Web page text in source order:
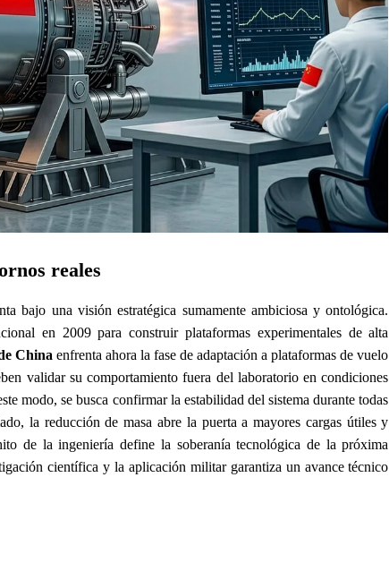
reales
bajo una visión estratégica sumamente ambiciosa y ontológica.
en 2009 para construir plataformas experimentales de alta
China enfrenta ahora la fase de adaptación a plataformas de vuelo
validar su comportamiento fuera del laboratorio en condiciones
modo, se busca confirmar la estabilidad del sistema durante todas
la reducción de masa abre la puerta a mayores cargas útiles y
de la ingeniería define la soberanía tecnológica de la próxima
científica y la aplicación militar garantiza un avance técnico